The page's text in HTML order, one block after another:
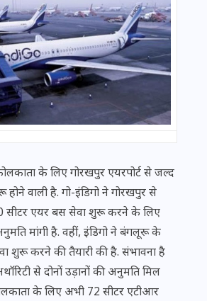
के लिए गोरखपुर एयरपोर्ट से जल्द
वाली है. गो-इंडिगो ने गोरखपुर से
सीटर एयर बस सेवा शुरू करने के लिए
मांगी है. वहीं, इंडिगो ने बंगलूरू के
शुरू करने की तैयारी की है. संभावना है
से दोनों उड़ानों की अनुमति मिल
के लिए अभी 72 सीटर एटीआर